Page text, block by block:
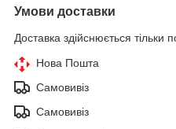
Умови доставки
Доставка здійснюється тільки
Нова Пошта
Самовивіз
Самовивіз